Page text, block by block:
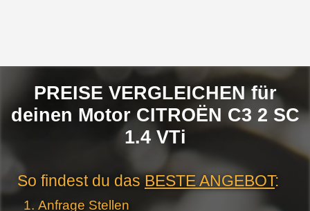
PREISE VERGLEICHEN für
deinen Motor CITROËN C3 2 SC
1.4 VTi
So findest du dasBESTE ANGEBOT:
Anfrage Stellen